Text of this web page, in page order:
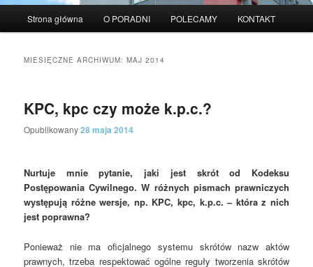
Przeskocz do tekstu
Przeskocz do widgetów
Strona główna O PORADNI POLECAMY KONTAKT
MIESIĘCZNE ARCHIWUM:MAJ 2014
KPC, kpc czy może k.p.c.?
Opublikowany28 maja 2014
Nurtuje mnie pytanie, jaki jest skrót od Kodeksu
Postępowania Cywilnego. W różnych pismach prawniczych
występują różne wersje, np. KPC, kpc, k.p.c. – która z nich
jest poprawna?
Ponieważ nie ma oficjalnego systemu skrótów nazw aktów
prawnych, trzeba respektować ogólne reguły tworzenia skrótów